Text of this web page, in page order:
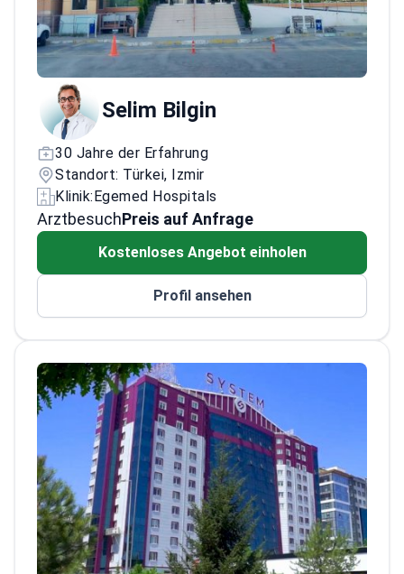
Selim Bilgin
30 Jahre der Erfahrung
Standort: Türkei, Izmir
Klinik:Egemed Hospitals
ArztbesuchPreis auf Anfrage
Kostenloses Angebot einholen
Profil ansehen